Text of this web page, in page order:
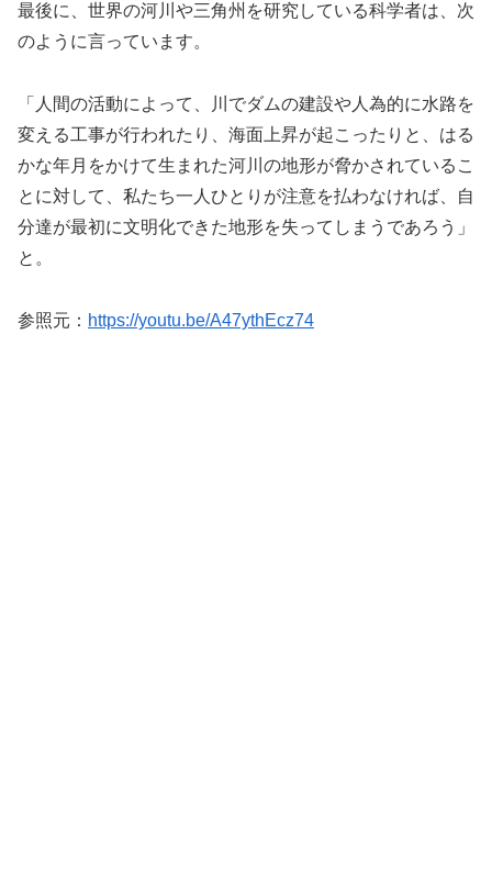
最後に、世界の河川や三角州を研究している科学者は、次
のように言っています。
「人間の活動によって、川でダムの建設や人為的に水路を
変える工事が行われたり、海面上昇が起こったりと、はる
かな年月をかけて生まれた河川の地形が脅かされているこ
とに対して、私たち一人ひとりが注意を払わなければ、自
分達が最初に文明化できた地形を失ってしまうであろう」
と。
参照元： https://youtu.be/A47ythEcz74